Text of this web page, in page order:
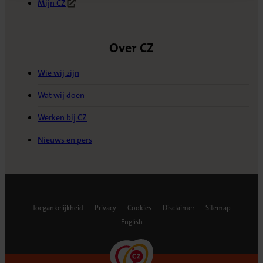
Mijn CZ
(Opent in nieuw tabblad)
Over CZ
Wie wij zijn
Wat wij doen
Werken bij CZ
Nieuws en pers
Toegankelijkheid Privacy Cookies Disclaimer
Sitemap
English